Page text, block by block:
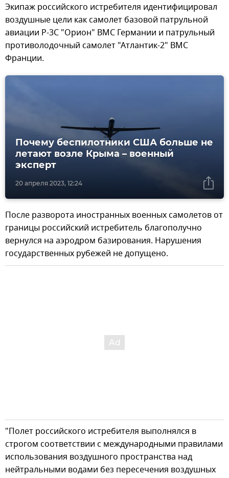
Экипаж российского истребителя идентифицировал
воздушные цели как самолет базовой патрульной
авиации Р-3С "Орион" ВМС Германии и патрульный
противолодочный самолет "Атлантик-2" ВМС
Франции.
20 апреля 2023, 12:24
Почему беспилотники США больше не
летают возле Крыма – военный
эксперт
После разворота иностранных военных самолетов от
границы российский истребитель благополучно
вернулся на аэродром базирования. Нарушения
государственных рубежей не допущено.
"Полет российского истребителя выполнялся в
строгом соответствии с международными правилами
использования воздушного пространства над
нейтральными водами без пересечения воздушных